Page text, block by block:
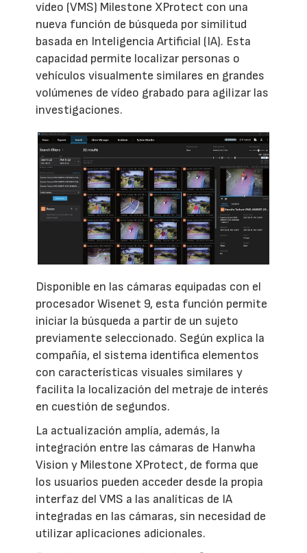
vídeo (VMS) Milestone XProtect con una
nueva función de búsqueda por similitud
basada en Inteligencia Artificial (IA). Esta
capacidad permite localizar personas o
vehículos visualmente similares en grandes
volúmenes de vídeo grabado para agilizar las
investigaciones.
Disponible en las cámaras equipadas con el
procesador Wisenet 9, esta función permite
iniciar la búsqueda a partir de un sujeto
previamente seleccionado. Según explica la
compañía, el sistema identifica elementos
con características visuales similares y
facilita la localización del metraje de interés
en cuestión de segundos.
La actualización amplía, además, la
integración entre las cámaras de Hanwha
Vision y Milestone XProtect, de forma que
los usuarios pueden acceder desde la propia
interfaz del VMS a las analíticas de IA
integradas en las cámaras, sin necesidad de
utilizar aplicaciones adicionales.